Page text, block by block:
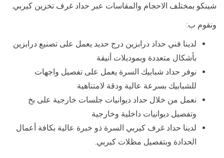
شينكو بمختلف الاحجام والمقاسات عبر حداد غرف تخزين كيربي.
ونقوم ب:
لدينا فني حداد درابزين درج حديد يعمل على تصنيع درابزين
بأشكال متعددة وبموديلات أنيقة
نوفر حداد شبابيك السرة يعمل على تفصيل واجهات
للشبابيك بسرعة عالية ودقة لامتناهية
نعمل من خلال حداد ديوانيات جلسات خارجية على بخ
وتفصيل ديوانيات داخلية وخارجية
لدينا حداد غرف كيربي السرة ذو خبرة عالية بكافة أعمال
الحدادة وبتفصيل مظلات كيربي.